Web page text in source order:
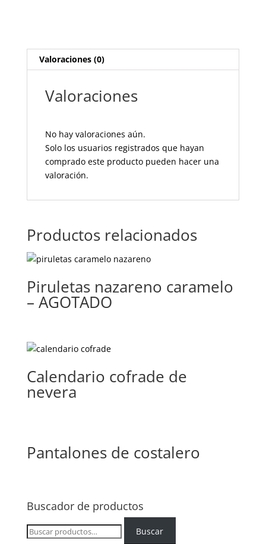
Valoraciones (0)
Valoraciones
No hay valoraciones aún.
Solo los usuarios registrados que hayan
comprado este producto pueden hacer una
valoración.
Productos relacionados
Piruletas nazareno caramelo
– AGOTADO
Calendario cofrade de
nevera
Pantalones de costalero
Buscador de productos
Buscar
por:
Buscar